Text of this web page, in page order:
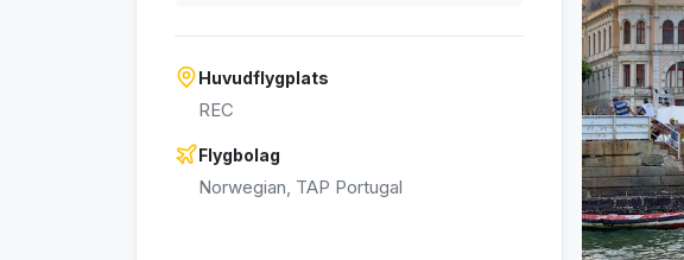
Huvudflygplats
REC
Flygbolag
Norwegian, TAP Portugal